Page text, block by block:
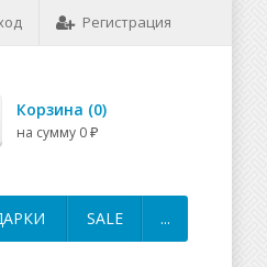
Регистрация
Корзина (0)
на сумму 0 ₽
SALE ...